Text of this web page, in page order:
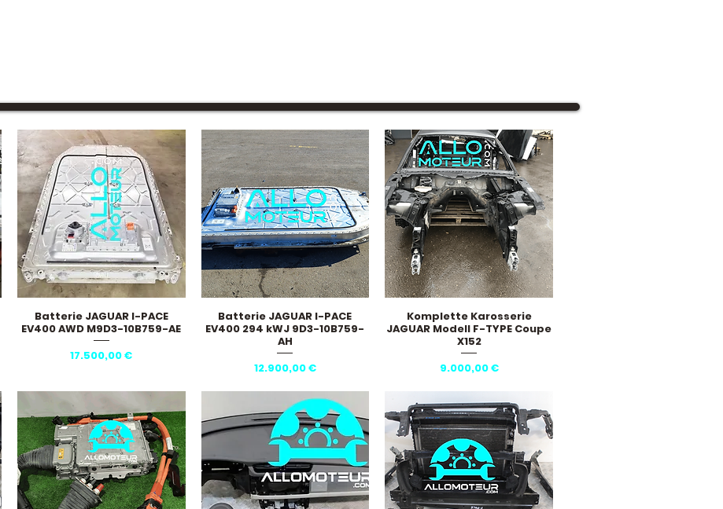
Schnellansicht
Batterie JAGUAR I-PACE
EV400 AWD M9D3-10B759-AE
Preis
17.500,00 €
Schnellansicht
Batterie JAGUAR I-PACE
EV400 294 kWJ 9D3-10B759-
AH
Preis
12.900,00 €
Schnellansicht
Komplette Karosserie
JAGUAR Modell F-TYPE Coupe
X152
Preis
9.000,00 €